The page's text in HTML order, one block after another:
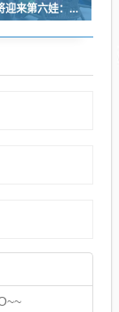
理想CEO李想将迎来第六娃：曾称不担心子女争遗产